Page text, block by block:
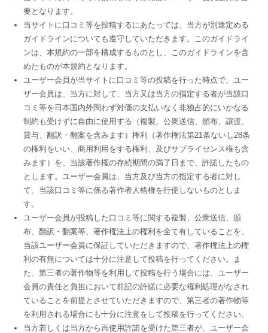
要となります。
当サイトに口コミ等を投稿するにあたっては、当方が別途定める
ガイドラインについても遵守していただきます。このガイドライ
ンは、本規約の一部を構成するものとし、このガイドラインを含
めたものが本規約となります。
ユーザー会員が当サイトに口コミ等の投稿を行った時点で、ユー
ザー会員は、当方に対して、当方又は当方の指定する者が当該口
コミ等を日本国内外問わず対価の支払いなく非独占的にいかなる
制約も受けずに自由に使用する（複製、公衆送信、頒布、譲渡、
貸与、翻訳・翻案を含みます）権利（著作権法第21条ないし28条
の権利をいい、商用利用をする権利、及びサブライセンス権も含
みます）を、当該著作権の存続期間の満了日まで、許諾したもの
とします。ユーザー会員は、当方及び当方の指定する者に対し
て、当該口コミ等に係る著作者人格権を行使しないものとしま
す。
ユーザー会員が投稿した口コミ等に関する複製、公衆送信、頒
布、翻訳・翻案等、著作権法上の権利を全て有していることを、
当該ユーザー会員に保証していただきますので、著作権法上の権
利の有無については十分に注意して投稿を行ってください。ま
た、第三者の著作物等を利用して投稿を行う場合には、ユーザー
会員の責任と負担において前記の許諾に必要な権利処理がなされ
ていることを前提とさせていただきますので、第三者の著作物等
を利用される場合にも十分に注意をして投稿を行ってください。
当方若しくは当方から再使用許諾を受けた第三者が、ユーザー会